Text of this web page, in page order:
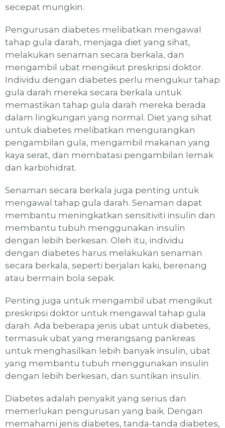
secepat mungkin.
Pengurusan diabetes melibatkan mengawal
tahap gula darah, menjaga diet yang sihat,
melakukan senaman secara berkala, dan
mengambil ubat mengikut preskripsi doktor.
Individu dengan diabetes perlu mengukur tahap
gula darah mereka secara berkala untuk
memastikan tahap gula darah mereka berada
dalam lingkungan yang normal. Diet yang sihat
untuk diabetes melibatkan mengurangkan
pengambilan gula, mengambil makanan yang
kaya serat, dan membatasi pengambilan lemak
dan karbohidrat.
Senaman secara berkala juga penting untuk
mengawal tahap gula darah. Senaman dapat
membantu meningkatkan sensitiviti insulin dan
membantu tubuh menggunakan insulin
dengan lebih berkesan. Oleh itu, individu
dengan diabetes harus melakukan senaman
secara berkala, seperti berjalan kaki, berenang
atau bermain bola sepak.
Penting juga untuk mengambil ubat mengikut
preskripsi doktor untuk mengawal tahap gula
darah. Ada beberapa jenis ubat untuk diabetes,
termasuk ubat yang merangsang pankreas
untuk menghasilkan lebih banyak insulin, ubat
yang membantu tubuh menggunakan insulin
dengan lebih berkesan, dan suntikan insulin.
Diabetes adalah penyakit yang serius dan
memerlukan pengurusan yang baik. Dengan
memahami jenis diabetes, tanda-tanda diabetes,